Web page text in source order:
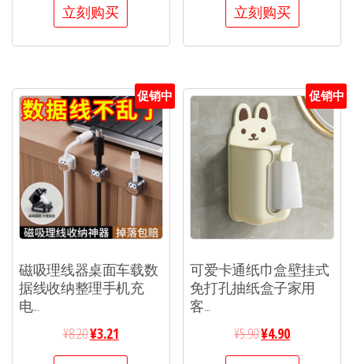
立刻购买
立刻购买
促销中
磁吸理线器桌面车载数
据线收纳整理手机充
电...
¥8.20¥3.21
促销中
可爱卡通纸巾盒壁挂式
免打孔抽纸盒子家用
客...
¥5.90¥4.90